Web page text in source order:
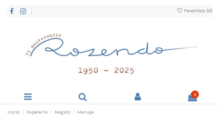
Favoritos (0)
0
Inicio Papelería Regalo Menaje